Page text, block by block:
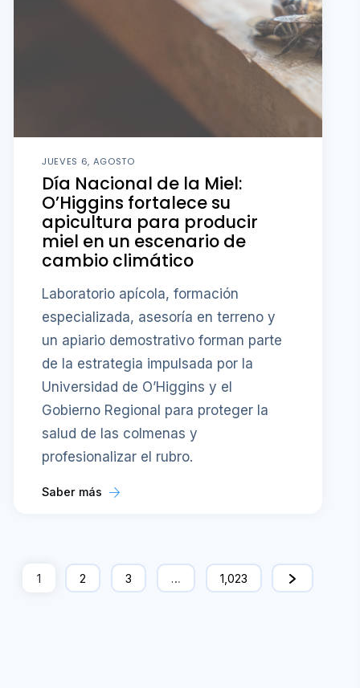
JUEVES 6, AGOSTO
Día Nacional de la Miel:
O’Higgins fortalece su
apicultura para producir
miel en un escenario de
cambio climático
Laboratorio apícola, formación
especializada, asesoría en terreno y
un apiario demostrativo forman parte
de la estrategia impulsada por la
Universidad de O’Higgins y el
Gobierno Regional para proteger la
salud de las colmenas y
profesionalizar el rubro.
Saber más
1 2 3 … 1,023